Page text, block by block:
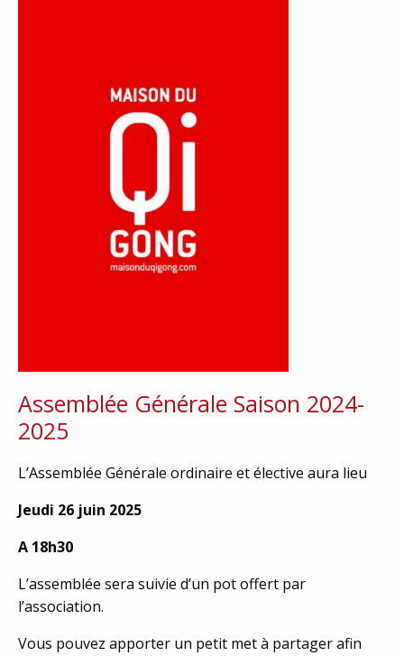
Assemblée Générale Saison 2024-
2025
L’Assemblée Générale ordinaire et élective aura lieu
Jeudi 26 juin 2025
A 18h30
L’assemblée sera suivie d’un pot offert par
l’association.
Vous pouvez apporter un petit met à partager afin